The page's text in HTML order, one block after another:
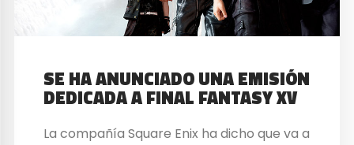
SE HA ANUNCIADO UNA EMISIÓN
DEDICADA A FINAL FANTASY XV
La compañía Square Enix ha dicho que va a